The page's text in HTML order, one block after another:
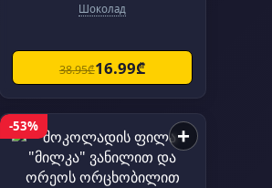
Шоколад
38.95₾16.99₾
-53% +